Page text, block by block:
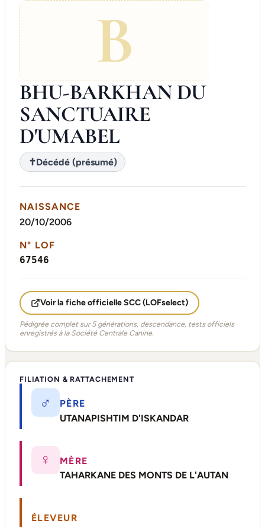
B
BHU-BARKHAN DU
SANCTUAIRE
D'UMABEL
✝Décédé (présumé)
NAISSANCE
20/10/2006
N° LOF
67546
Voir la fiche officielle SCC (LOFselect)
Pédigrée complet sur 5 générations, descendance, tests officiels
enregistrés à la Société Centrale Canine.
FILIATION & RATTACHEMENT
♂
PÈRE
UTANAPISHTIM D'ISKANDAR
♀
MÈRE
TAHARKANE DES MONTS DE L'AUTAN
ÉLEVEUR